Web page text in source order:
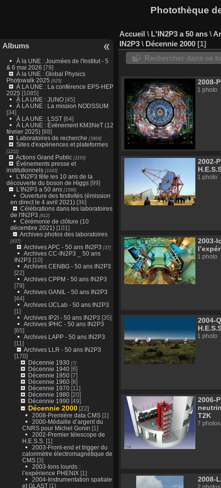
Photothèque
Albums
À la UNE : Journées de l'Institut - 5
& 6 mai 2026 [79]
À la UNE : Global Physics
Photowalk 2025 [625]
À LA UNE : La conférence EPS-HEP
2025 [1085]
À LA UNE : JUNO [45]
À LA UNE : La mission NODSSUM
[34]
À LA UNE : LSST[64]
À LA UNE : Événement KM3NeT (12
février 2025)[88]
Laboratoires de recherche [3869]
Sites d'expériences et plateformes
[1211]
Actions Grand Public[1193]
Événements presse et
institutionnels[1043]
L'IN2P3 fête les 10 ans de la
découverte du boson de Higgs[99]
L'IN2P3 a 50 ans[1586]
Ouverture des festivités (émission
en direct le 4 avril 2021)[36]
Célébrations dans les laboratoires
de l'IN2P3 [812]
Cérémonie de clôture (10
décembre 2021)[101]
Archives photos des laboratoires
[637]
Archives APC - 50 ans IN2P3 [37]
Archives CC-IN2P3 _ 50 ans
IN2P3 [10]
Archives CENBG - 50 ans IN2P3
[22]
Archives CPPM - 50 ans IN2P3
[79]
Archives GANIL - 50 ans IN2P3
[44]
Archives IJCLab - 50 ans IN2P3
[1]
Archives IP2I - 50 ans IN2P3 [35]
Archives IPHC - 50 ans IN2P3
[65]
Archives LAPP - 50 ans IN2P3
[11]
Archives LLR - 50 ans IN2P3
[170]
Décennie 1930[7]
Décennie 1940[6]
Décennie 1950[7]
Décennie 1960[8]
Décennie 1970[11]
Décennie 1980[20]
Décennie 1990[49]
Décennie 2000[22]
2008-Première data CMS[1]
2000-Médaille d’argent du
CNRS pour Michel Gonin [1]
2002-Premier télescope de
H.E.S.S. [1]
2003-Front-end et trigger du
calorimètre électromagnétique de
CMS[3]
2003-Ions lourds :
l’expérience PHENIX[1]
2004-Instrumentation spatiale
et GLAST[1]
Accueil \ L'IN2P3 a 50 ans \
IN2P3 \ Décennie 2000 1
Rechercher dans ce
2008-
1 photo
2002-
1 photo
2003-
1 photo
2004-
1 photo
2006-
T2K
7 photos
2008-
2 photos